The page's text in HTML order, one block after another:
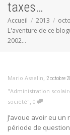
taxes…
Accueil 2013
L'aventure de ce
2002...
Mario Asselin, 2 octobre
"Administration
société", 0
J’avoue avoir eu
période de